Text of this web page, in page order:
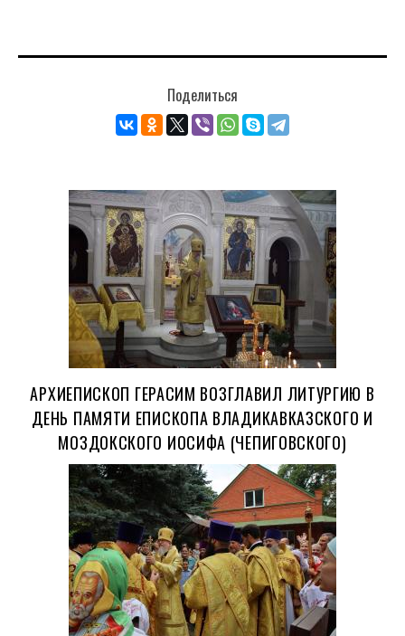
Поделиться
АРХИЕПИСКОП ГЕРАСИМ ВОЗГЛАВИЛ ЛИТУРГИЮ В
ДЕНЬ ПАМЯТИ ЕПИСКОПА ВЛАДИКАВКАЗСКОГО И
МОЗДОКСКОГО ИОСИФА (ЧЕПИГОВСКОГО)